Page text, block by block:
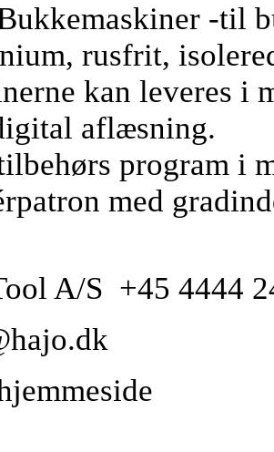
-til
rusfrit,
kan leveres i
aflæsning.
program i
med
A/S +45 4444